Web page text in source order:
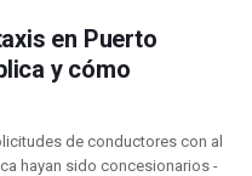
Del Aeropuerto De Vallarta,
A Sus Ciudadanos Resguardarse Si
Confirma Muerte De “El Mencho”
Pide No Salir De Casa Y No Abrir
De “El Mencho” En Medio De
en Puerto
y cómo
de conductores con al
hayan sido concesionarios -